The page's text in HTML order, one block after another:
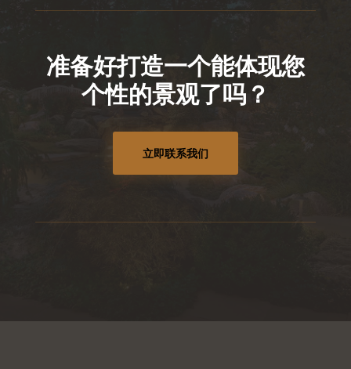
准备好打造一个能体现您
个性的景观了吗？
立即联系我们